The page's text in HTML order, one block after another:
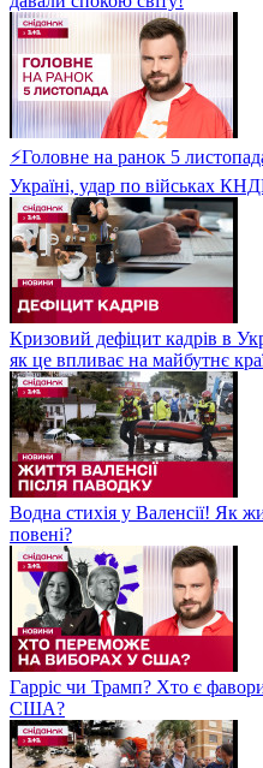
⚡Головне на ранок 5
Україні, удар по військах
Кризовий дефіцит кадрів в
як це впливає на майбутнє
Водна стихія у Валенсії! Як
повені?
Гарріс чи Трамп? Хто є
США?